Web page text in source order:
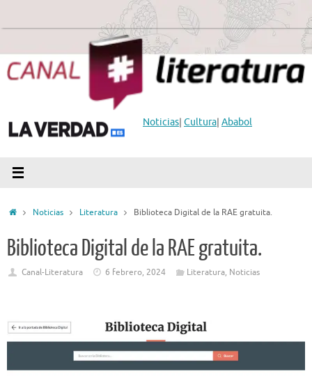
Noticias| Cultura| Ababol
InicioNoticias Literatura Biblioteca Digital de la RAE gratuita.
Biblioteca Digital de la RAE gratuita.
Canal-Literatura 6 febrero, 2024 Literatura, Noticias